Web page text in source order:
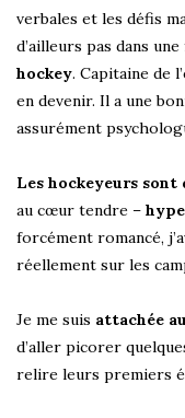
verbales et les défis
d’ailleurs pas dans
hockey. Capitaine de
en devenir. Il a une
assurément
Les hockeyeurs
au cœur tendre –
forcément romancé,
réellement sur les
Je me suis attachée
d’aller picorer
relire leurs premiers